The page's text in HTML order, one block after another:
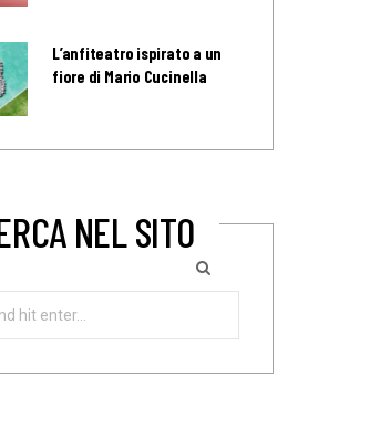
L’anfiteatro ispirato a un
fiore di Mario Cucinella
NEL SITO